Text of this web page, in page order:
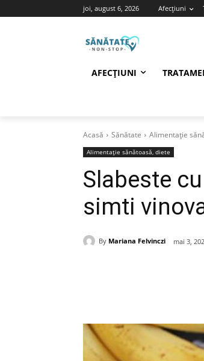
joi, august 6, 2026 Afecțiuni
AFECȚIUNI
Acasă Sănătate Alimentație
Alimentație sănătoasă, diete
Slabeste
simti
By Mariana Felvinczi mai 3,